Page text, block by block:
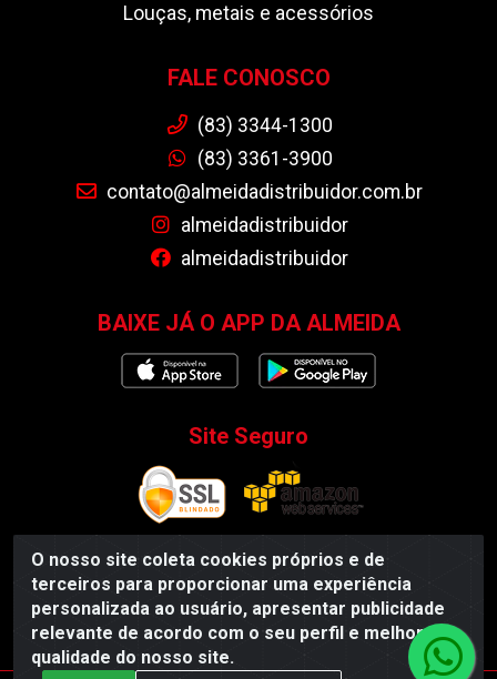
O nosso site coleta cookies próprios e de
terceiros para proporcionar uma experiência
personalizada ao usuário, apresentar publicidade
relevante de acordo com o seu perfil e melhorar a
qualidade do nosso site.
Louças, metais e acessórios
FALE CONOSCO
(83) 3344-1300
(83) 3361-3900
contato@almeidadistribuidor.com.br
almeidadistribuidor
almeidadistribuidor
BAIXE JÁ O APP DA ALMEIDA
Site Seguro
Almeida Distribuidor - Rodovia BR 104, S/N, Centro -
Esperança/PB - CEP 58135-000 - CNPJ 35.419.548/0001-55